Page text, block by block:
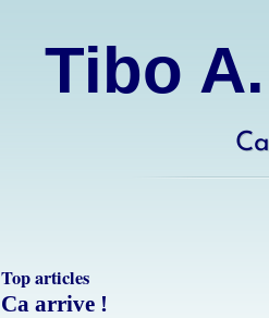
Tibo
Top articles
Ca arrive !